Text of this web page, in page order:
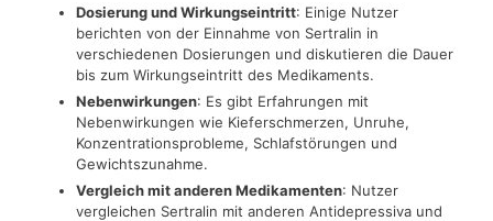
Dosierung und Wirkungseintritt: Einige Nutzer
berichten von der Einnahme von Sertralin in
verschiedenen Dosierungen und diskutieren die Dauer
bis zum Wirkungseintritt des Medikaments.
Nebenwirkungen: Es gibt Erfahrungen mit
Nebenwirkungen wie Kieferschmerzen, Unruhe,
Konzentrationsprobleme, Schlafstörungen und
Gewichtszunahme.
Vergleich mit anderen Medikamenten: Nutzer
vergleichen Sertralin mit anderen Antidepressiva und